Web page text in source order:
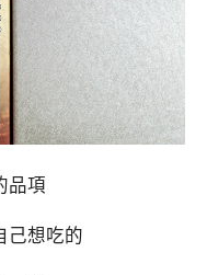
品項
己想吃的